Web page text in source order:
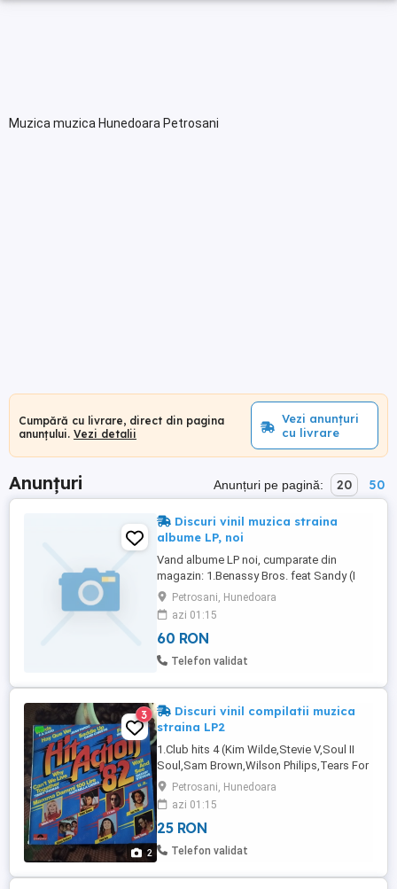
Muzica muzica Hunedoara Petrosani
Cumpără cu livrare, direct din pagina
anunțului. Vezi detalii
Vezi anunțuri
cu livrare
Anunțuri Anunțuri pe pagină: 20 50
Discuri vinil muzica straina
albume LP, noi
Vand albume LP noi, cumparate din
magazin: 1.Benassy Bros. feat Sandy (I
feel live original ext vocal mix dub mix
original ext instrumental) (ZYX Music-
Germania) maxi-single 15 lei 2.80s
collected vol.2 2LP (Tears For
Fears,Johnny hates
vamp,Tanita Tikaram,Spandau ...
Petrosani, Hunedoara
azi 01:15
60 RON
Telefon validat
2
3
Discuri vinil compilatii muzica
straina LP2
1.Club hits 4 (Kim Wilde,Stevie V,Soul II
Soul,Sam Brown,Wilson Philips,Tears For
Fears,Gipsy King,Basia,etc) (Club top 16-
Olanda) stare coperta disc-buna foarte
buna 20 lei 2.Power pop 82 (Dave
Stewart,Oak Ridge Boys,Jon &
Vangelis,Genesis,Chilly,Alvin
Germania) ...
Petrosani, Hunedoara
azi 01:15
25 RON
Telefon validat